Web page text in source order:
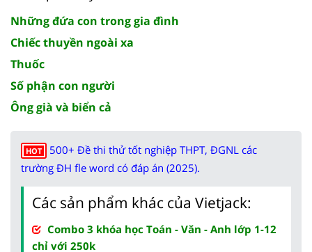
Những đứa con trong gia đình
Chiếc thuyền ngoài xa
Thuốc
Số phận con người
Ông già và biển cả
HOT
500+ Đề thi thử tốt nghiệp THPT, ĐGNL các
trường ĐH fle word có đáp án (2025).
Các sản phẩm khác của Vietjack:
Combo 3 khóa học Toán - Văn - Anh lớp 1-12
chỉ với 250k